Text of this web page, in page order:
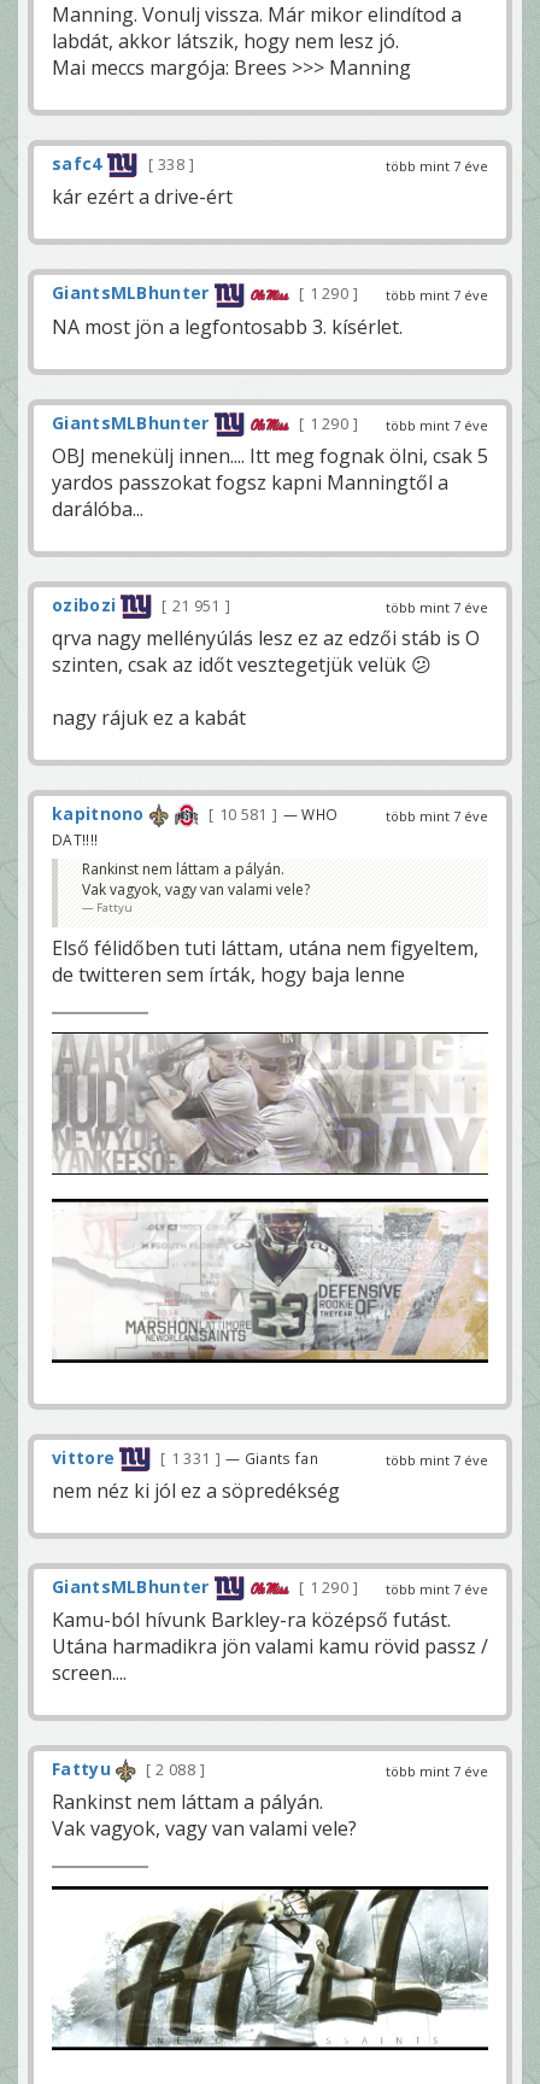
Manning. Vonulj vissza. Már mikor elindítod a
labdát, akkor látszik, hogy nem lesz jó.
Mai meccs margója: Brees >>> Manning
több mint 7 éve
safc4 338
kár ezért a drive-ért
több mint 7 éve
GiantsMLBhunter 1 290
NA most jön a legfontosabb 3. kísérlet.
több mint 7 éve
GiantsMLBhunter 1 290
OBJ menekülj innen.... Itt meg fognak ölni, csak 5
yardos passzokat fogsz kapni Manningtől a
darálóba...
több mint 7 éve
ozibozi 21 951
qrva nagy mellényúlás lesz ez az edzői stáb is O
szinten, csak az időt vesztegetjük velük 😕
nagy rájuk ez a kabát
több mint 7 éve
kapitnono 10 581
— WHO
DAT!!!!
Rankinst nem láttam a pályán.
Vak vagyok, vagy van valami vele?
Fattyu
Első félidőben tuti láttam, utána nem figyeltem,
de twitteren sem írták, hogy baja lenne
több mint 7 éve
vittore 1 331 — Giants fan
nem néz ki jól ez a söpredékség
több mint 7 éve
GiantsMLBhunter 1 290
Kamu-ból hívunk Barkley-ra középső futást.
Utána harmadikra jön valami kamu rövid passz /
screen....
több mint 7 éve
Fattyu 2 088
Rankinst nem láttam a pályán.
Vak vagyok, vagy van valami vele?